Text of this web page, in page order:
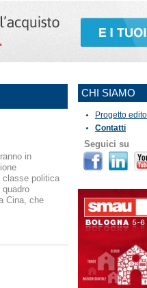
in
classe politica
Cina, che
CHI SIAMO
Progetto
Contatti
Seguici su